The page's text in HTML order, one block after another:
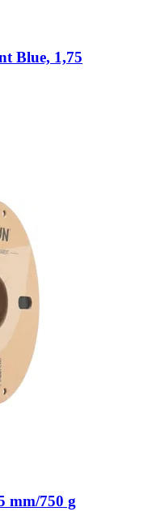
Blue, 1,75
mm/750 g